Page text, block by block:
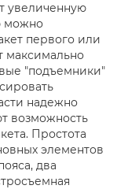
увеличенную
можно
первого или
максимально
"подъемники"
надежно
возможность
Простота
элементов
два